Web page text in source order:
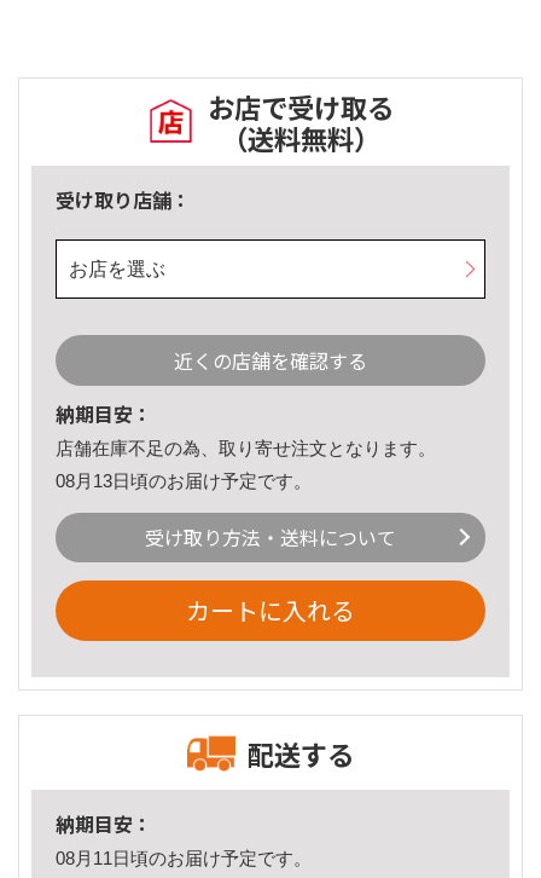
お店で受け取る
（送料無料）
受け取り店舗：
お店を選ぶ
近くの店舗を確認する
納期目安：
店舗在庫不足の為、取り寄せ注文となります。
08月13日頃のお届け予定です。
受け取り方法・送料について
カートに入れる
配送する
納期目安：
08月11日頃のお届け予定です。